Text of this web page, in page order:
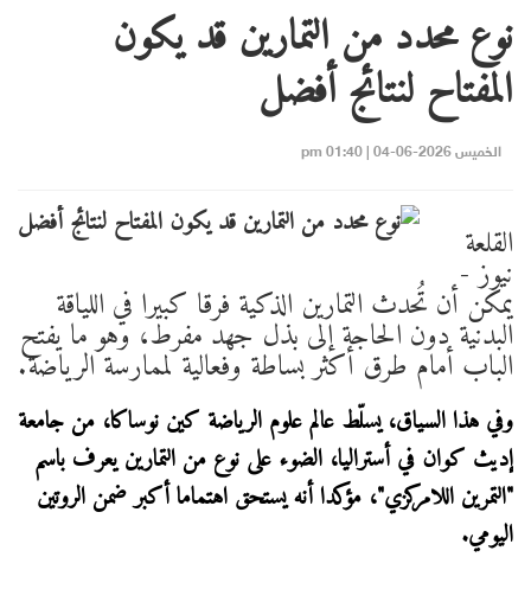
نوع محدد من التمارين قد يكون
المفتاح لنتائج أفضل
الخميس 2026-06-04 | 01:40 pm
القلعة
نيوز -
يمكن أن تُحدث التمارين الذكية فرقا كبيرا في اللياقة
البدنية دون الحاجة إلى بذل جهد مفرط، وهو ما يفتح
الباب أمام طرق أكثر بساطة وفعالية لممارسة الرياضة.
وفي هذا السياق، يسلّط عالم علوم الرياضة كين نوساكا، من جامعة
إديث كوان في أستراليا، الضوء على نوع من التمارين يعرف باسم
"التمرين اللامركزي"، مؤكدا أنه يستحق اهتماما أكبر ضمن الروتين
اليومي.